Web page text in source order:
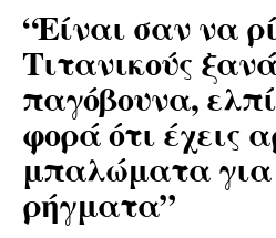
“Είναι σαν να
Τιτανικούς
παγόβουνα,
φορά ότι έχεις
μπαλώματα
ρήγματα”